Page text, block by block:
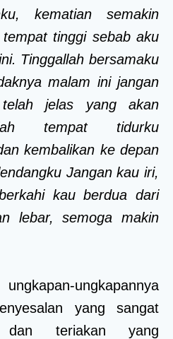
kematian semakin
tinggi sebab aku
Tinggallah bersamaku
malam ini jangan
jelas yang akan
tempat tidurku
kembalikan ke depan
Jangan kau iri,
kau berdua dari
lebar, semoga makin
ungkapannya
yang sangat
dan teriakan yang